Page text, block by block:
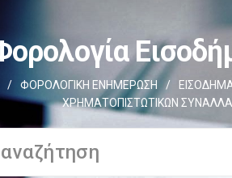
/ ΦΟΡΟΛΟΓΙΚΗ ΕΝΗΜΕΡΩΣΗ /
ΧΡΗΜΑΤΟΠΙΣΤΩΤΙΚΩΝ